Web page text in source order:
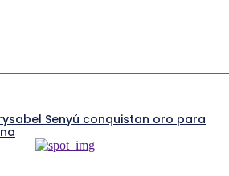
Senyú conquistan oro para